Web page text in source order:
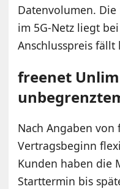
Datenvolumen.
im 5G-Netz liegt
Anschlusspreis
freenet
Nach Angaben
Vertragsbeginn
Kunden haben die
Starttermin bis